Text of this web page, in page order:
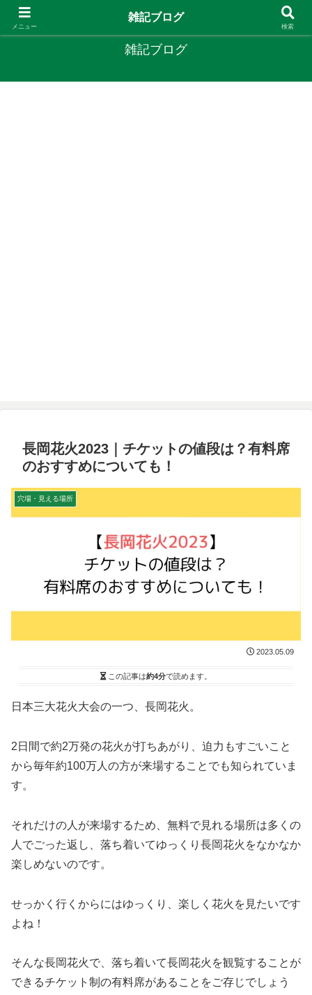
やりたいことがあるなら やってみたら？
雑記ブログ
長岡花火2023｜チケットの値段は？有料席
のおすすめについても！
穴場・見える場所
2023.05.09
この記事は約4分で読めます。
日本三大花火大会の一つ、長岡花火。
2日間で約2万発の花火が打ちあがり、迫力もすごいこと
から毎年約100万人の方が来場することでも知られていま
す。
それだけの人が来場するため、無料で見れる場所は多くの
人でごった返し、落ち着いてゆっくり長岡花火をなかなか
楽しめないのです。
せっかく行くからにはゆっくり、楽しく花火を見たいです
よね！
そんな長岡花火で、落ち着いて長岡花火を観覧することが
できるチケット制の有料席があることをご存じでしょう
メニュー
雑記ブログ
検索